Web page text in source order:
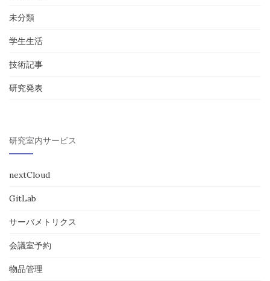
未分類
学生生活
技術記事
研究発表
研究室内サービス
nextCloud
GitLab
サーバメトリクス
会議室予約
物品管理